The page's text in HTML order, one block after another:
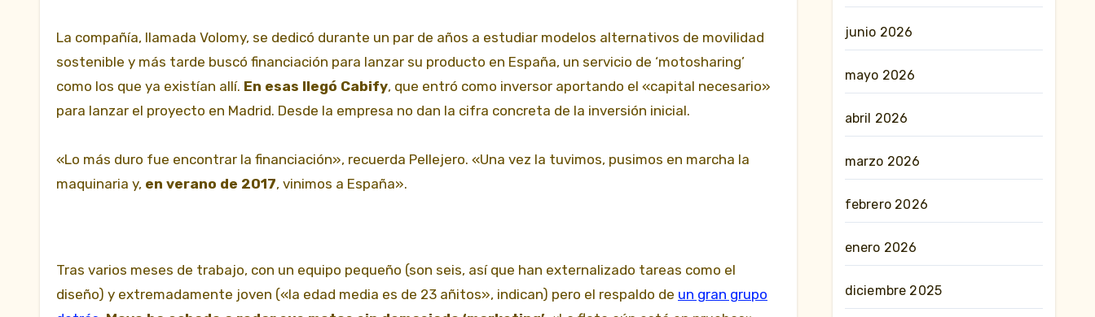
La compañía, llamada Volomy, se dedicó durante un par de años a estudiar modelos alternativos de movilidad
sostenible y más tarde buscó financiación para lanzar su producto en España, un servicio de ‘motosharing’
como los que ya existían allí. En esas llegó Cabify, que entró como inversor aportando el «capital necesario»
para lanzar el proyecto en Madrid. Desde la empresa no dan la cifra concreta de la inversión inicial.
«Lo más duro fue encontrar la financiación», recuerda Pellejero. «Una vez la tuvimos, pusimos en marcha la
maquinaria y, en verano de 2017, vinimos a España».
Tras varios meses de trabajo, con un equipo pequeño (son seis, así que han externalizado tareas como el
diseño) y extremadamente joven («la edad media es de 23 añitos», indican) pero el respaldo de un gran grupo
junio 2026
mayo 2026
abril 2026
marzo 2026
febrero 2026
enero 2026
diciembre 2025